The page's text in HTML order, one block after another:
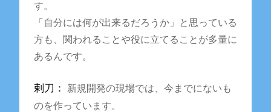
す。
「自分には何が出来るだろうか」と思っている
方も、関われることや役に立てることが多量に
あるんです。
剌刀：
新規開発の現場では、今までにないも
のを作っています。